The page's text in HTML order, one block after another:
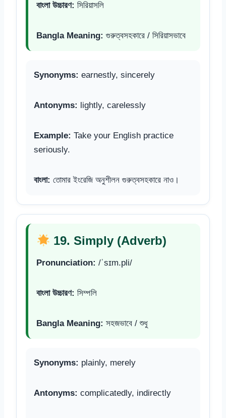
বাংলা উচ্চারণ: সিরিয়াসলি
Bangla Meaning: গুরুত্বসহকারে / সিরিয়াসভাবে
Synonyms: earnestly, sincerely
Antonyms: lightly, carelessly
Example: Take your English practice
seriously.
বাংলা: তোমার ইংরেজি অনুশীলন গুরুত্বসহকারে নাও।
19. Simply (Adverb)
Pronunciation: /ˈsɪm.pli/
বাংলা উচ্চারণ: সিম্পলি
Bangla Meaning: সহজভাবে / শুধু
Synonyms: plainly, merely
Antonyms: complicatedly, indirectly